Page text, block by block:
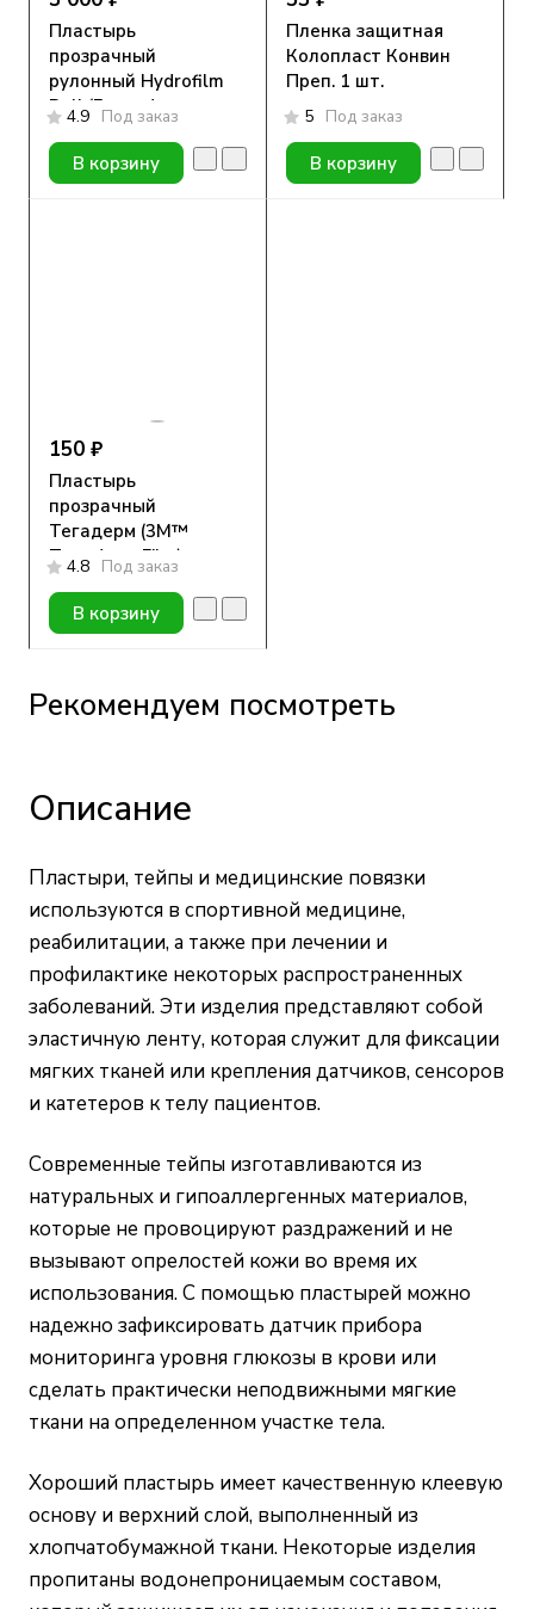
Пластырь
прозрачный
рулонный Hydrofilm
Roll (Гидрофилм
Ролл), 10см х 10м
4.9 Под заказ
В корзину
Пленка защитная
Колопласт Конвин
Преп. 1 шт.
5 Под заказ
В корзину
150 ₽
Пластырь
прозрачный
Тегадерм (3M™
Tegaderm Film)
1626W, 10*12см, 1 шт
4.8 Под заказ
В корзину
Рекомендуем посмотреть
Описание
Пластыри, тейпы и медицинские повязки
используются в спортивной медицине,
реабилитации, а также при лечении и
профилактике некоторых распространенных
заболеваний. Эти изделия представляют собой
эластичную ленту, которая служит для фиксации
мягких тканей или крепления датчиков, сенсоров
и катетеров к телу пациентов.
Современные тейпы изготавливаются из
натуральных и гипоаллергенных материалов,
которые не провоцируют раздражений и не
вызывают опрелостей кожи во время их
использования. С помощью пластырей можно
надежно зафиксировать датчик прибора
мониторинга уровня глюкозы в крови или
сделать практически неподвижными мягкие
ткани на определенном участке тела.
Хороший пластырь имеет качественную клеевую
основу и верхний слой, выполненный из
хлопчатобумажной ткани. Некоторые изделия
пропитаны водонепроницаемым составом,